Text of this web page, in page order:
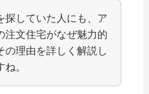
探していた人にも、ア
注文住宅がなぜ魅力的
の理由を詳しく解説し
。